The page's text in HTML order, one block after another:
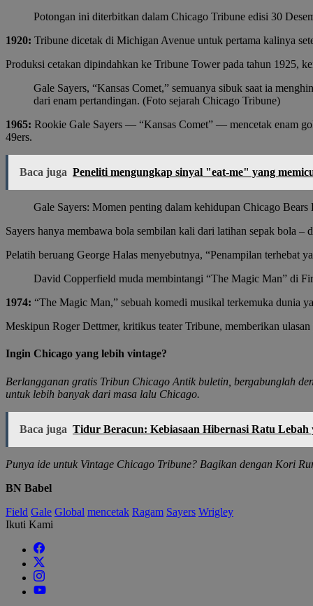
Potongan ini diterbitkan dalam Chicago Tribune edisi 30
1920: Tribune dicetak di Michigan Avenue untuk pertama kalinya
Produksi cetakan dipindahkan ke Tribune Tower pada tahun 1925,
Gale Sayers, “Kansas Comet,” semuanya sibuk saat ia
dari enam pertandingan. (Foto sejarah Chicago Tribune)
1965: Rookie Gale Sayers — “Kansas Comet” — mencetak enam
49ers.
Baca juga Peneliti mengungkap sinyal "eat-me" yang
Gale Sayers: Momen penting dalam kehidupan Chicago Bears
Sayers hanya membawa bola sembilan kali dari latihan sepak bola –
Pelatih beruang George Halas menyebutnya, “Penampilan terhebat
David Copperfield muda membintangi “The Magic Man” di
1974: “The Magic Man,” sebuah komedi musikal terkemuka dunia
Meskipun Roger Dettmer, kritikus teater Tribune, memberikan
Ingin Chicago yang lebih vintage?
Berlangganan gratis Tribun Chicago Antik buletin, bergabunglah
untuk lebih banyak dari masa lalu Chicago.
Baca juga Tidur Beracun: Kebiasaan Hibernasi Ratu
Punya ide untuk Vintage Chicago Tribune? Bagikan dengan Kori
BN Babel
Field Gale Global mencetak Ragam Sayers Wrigley
Ikuti Kami